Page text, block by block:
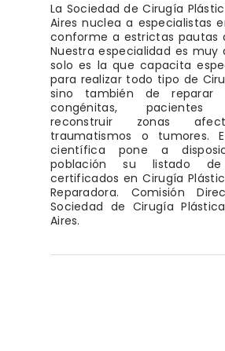
La Sociedad de Cirugía
Aires nuclea a especialistas
conforme a estrictas pautas
Nuestra especialidad es muy
solo es la que capacita
para realizar todo tipo de
sino también de reparar
congénitas, pacientes
reconstruir zonas
traumatismos o tumores.
científica pone a
población su listado de
certificados en Cirugía
Reparadora. Comisión
Sociedad de Cirugía
Aires.